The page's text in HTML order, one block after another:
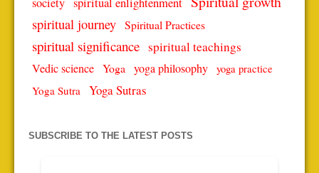
spiritual journey Spiritual Practices
spiritual significance spiritual teachings
Vedic science Yoga yoga philosophy yoga practice
Yoga Sutra Yoga Sutras
SUBSCRIBE TO THE LATEST POSTS